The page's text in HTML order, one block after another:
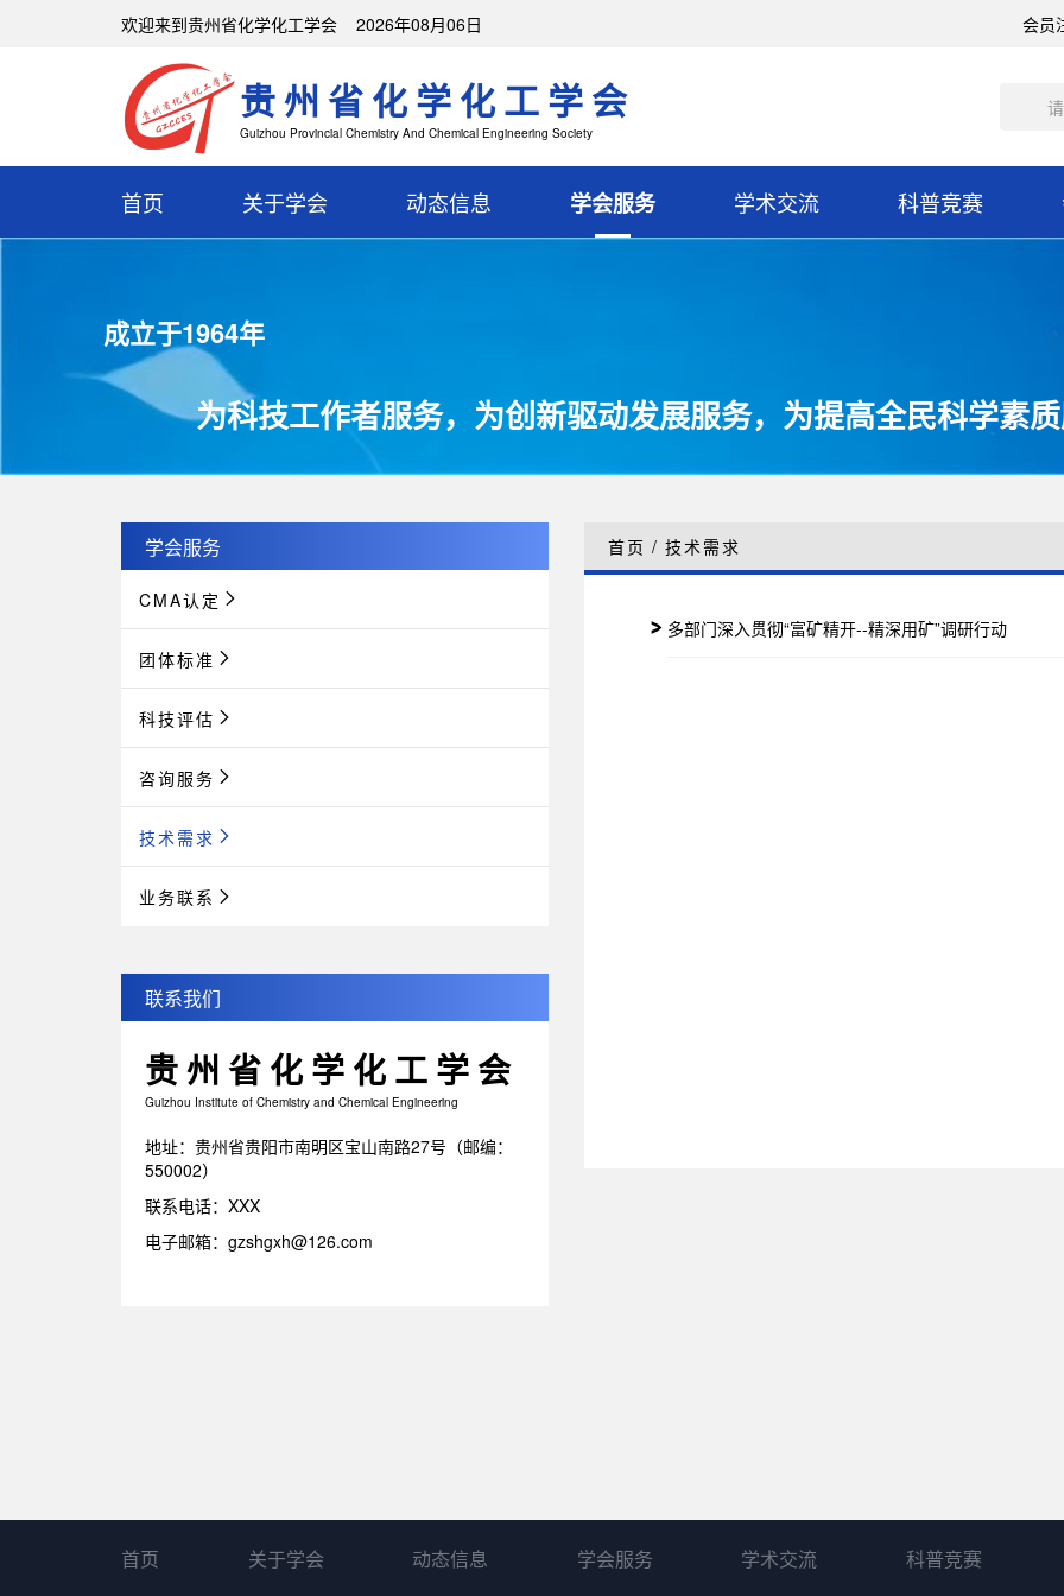
欢迎来到贵州省化学化工学会 2026年08月06日 会员
贵州省化学化工学会
Guizhou Provincial Chemistry And Chemical Engineering Society
首页 关于学会 动态信息 学会服务 学术交流 科普竞赛
成立于1964年
为科技工作者服务，为创新驱动发展服务，为提高全民科学素
学会服务
CMA认定
团体标准
科技评估
咨询服务
技术需求
业务联系
联系我们
贵州省化学化工学会
Guizhou Institute of Chemistry and Chemical Engineering
地址：贵州省贵阳市南明区宝山南路27号（邮编：
550002）
联系电话：XXX
电子邮箱：gzshgxh@126.com
首页 / 技术需求
多部门深入贯彻“富矿精开--精深用矿”调研行动
首页 关于学会 动态信息 学会服务 学术交流 科普竞赛